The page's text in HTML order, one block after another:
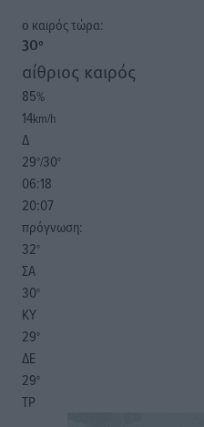
o καιρός τώρα:
30°
αίθριος καιρός
85%
14km/h
Δ
29°/30°
06:18
20:07
πρόγνωση:
32°
ΣΑ
30°
ΚΥ
29°
ΔΕ
29°
ΤΡ